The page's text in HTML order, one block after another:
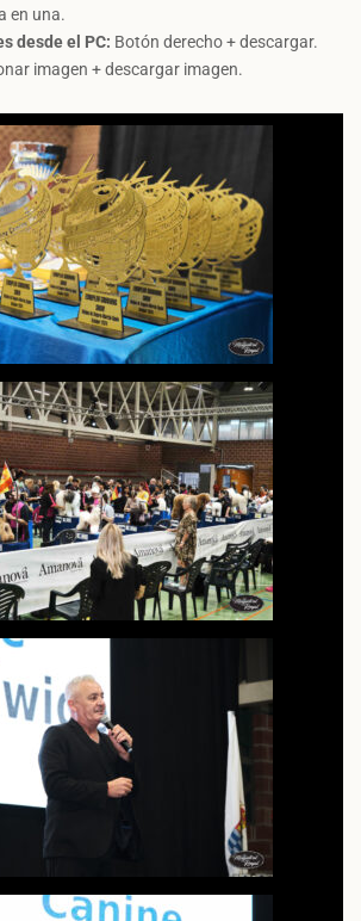
en una.
desde el PC: Botón derecho + descargar.
imagen + descargar imagen.